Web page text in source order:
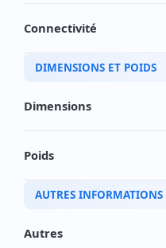
Connectivité
DIMENSIONS ET POIDS
Dimensions
Poids
AUTRES INFORMATIONS
Autres